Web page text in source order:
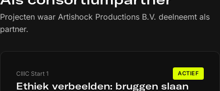
Projecten waar Artishock Productions B.V. deelneemt als
partner.
CIIIC Start 1 ACTIEF
Ethiek verbeelden: bruggen slaan